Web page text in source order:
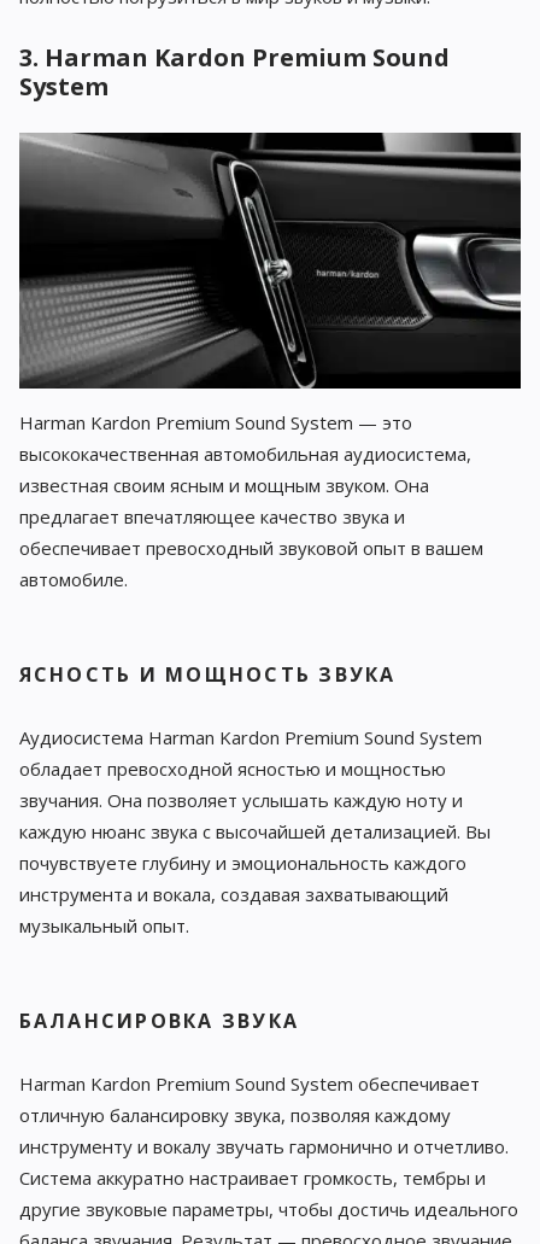
3. Harman Kardon Premium Sound
System
Harman Kardon Premium Sound System — это
высококачественная автомобильная аудиосистема,
известная своим ясным и мощным звуком. Она
предлагает впечатляющее качество звука и
обеспечивает превосходный звуковой опыт в вашем
автомобиле.
ЯСНОСТЬ И МОЩНОСТЬ ЗВУКА
Аудиосистема Harman Kardon Premium Sound System
обладает превосходной ясностью и мощностью
звучания. Она позволяет услышать каждую ноту и
каждую нюанс звука с высочайшей детализацией. Вы
почувствуете глубину и эмоциональность каждого
инструмента и вокала, создавая захватывающий
музыкальный опыт.
БАЛАНСИРОВКА ЗВУКА
Harman Kardon Premium Sound System обеспечивает
отличную балансировку звука, позволяя каждому
инструменту и вокалу звучать гармонично и отчетливо.
Система аккуратно настраивает громкость, тембры и
другие звуковые параметры, чтобы достичь идеального